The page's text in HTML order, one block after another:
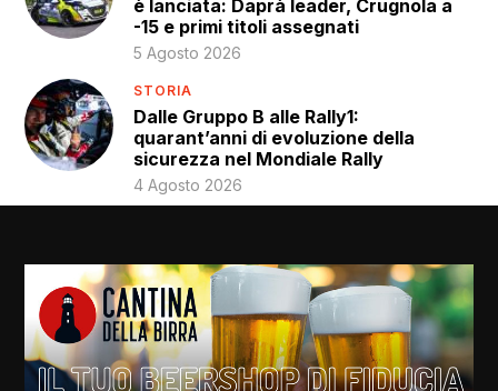
è lanciata: Daprà leader, Crugnola a
-15 e primi titoli assegnati
5 Agosto 2026
STORIA
Dalle Gruppo B alle Rally1:
quarant’anni di evoluzione della
sicurezza nel Mondiale Rally
4 Agosto 2026